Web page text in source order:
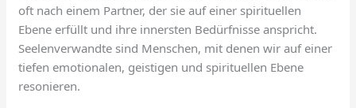
oft nach einem Partner, der sie auf einer spirituellen
Ebene erfüllt und ihre innersten Bedürfnisse anspricht.
Seelenverwandte sind Menschen, mit denen wir auf einer
tiefen emotionalen, geistigen und spirituellen Ebene
resonieren.